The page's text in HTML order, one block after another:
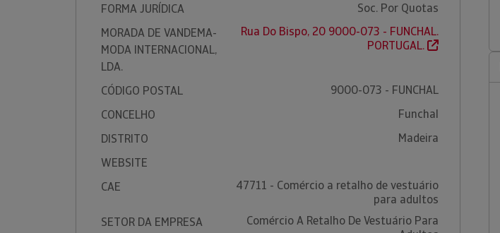
FORMA JURÍDICA
Soc. Por Quotas
MORADA DE VANDEMA-
MODA INTERNACIONAL,
LDA.
Rua Do Bispo, 20 9000-073 - FUNCHAL.
PORTUGAL.
CÓDIGO POSTAL
9000-073 - FUNCHAL
CONCELHO
Funchal
DISTRITO
Madeira
WEBSITE
CAE
47711 - Comércio a retalho de vestuário
para adultos
SETOR DA EMPRESA
Comércio A Retalho De Vestuário Para